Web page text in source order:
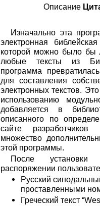
Описание
Изначально эта
электронная
которой можно было бы
любые тексты из
программа
для составления
электронных текстов.
использованию
добавляется в
описанного по
сайте
множество
этой программы.
После
распоряжении
Русский
проставленными
Греческий текст